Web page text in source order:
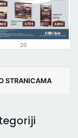
20
STRANICAMA